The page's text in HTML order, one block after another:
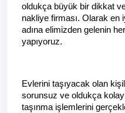
oldukça büyük bir dikkat
nakliye firması. Olarak en
adına elimizden gelenin
yapıyoruz.
Evlerini taşıyacak olan
sorunsuz ve oldukça
taşınma işlemlerini